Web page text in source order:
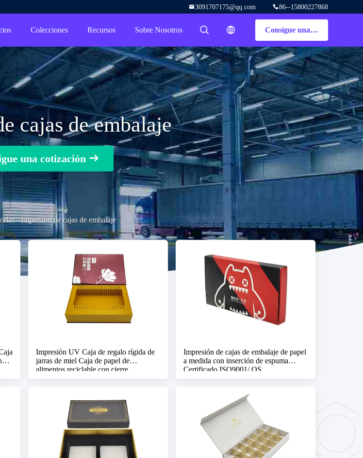
86--15800227868
3091707175@qq.com
Consigue una cotización
描述
描述
Colecciones Recursos Sobre Nosotros
cajas de embalaje
una cotización
-Impresión de cajas de embalaje
Impresión UV Caja de regalo rígida de
jarras de miel Caja de papel de
alimentos reciclable con cierre
magnético
Impresión de cajas de embalaje de papel
a medida con inserción de espuma
Certificado ISO9001/ QS